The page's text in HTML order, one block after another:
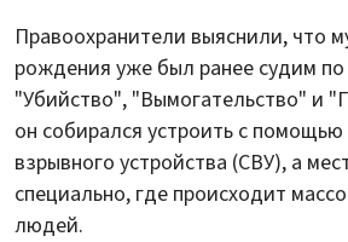
Правоохранители выяснили, что
рождения уже был ранее судим по
"Убийство", "Вымогательство" и
он собирался устроить с
взрывного устройства (СВУ), а
специально, где происходит
людей.